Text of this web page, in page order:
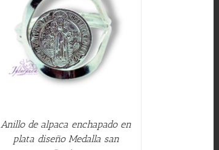
Anillo de alpaca enchapado en
plata diseño Medalla san